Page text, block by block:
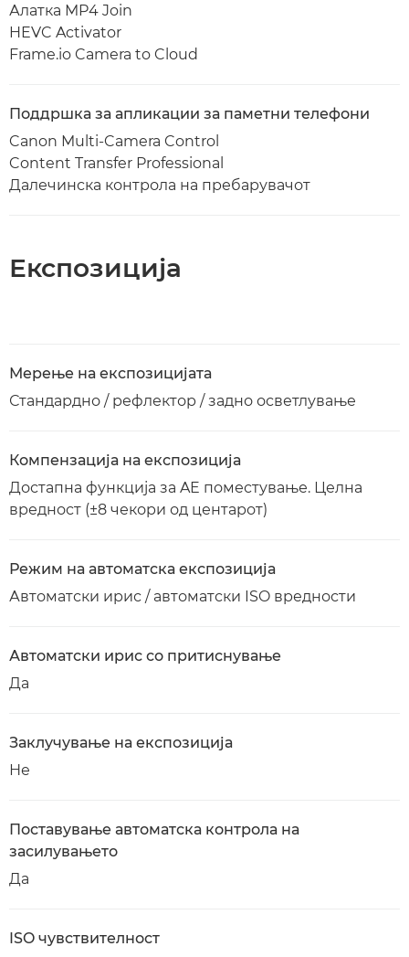
Алатка MP4 Join
HEVC Activator
Frame.io Camera to Cloud
Поддршка за апликации за паметни телефони
Canon Multi-Camera Control
Content Transfer Professional
Далечинска контрола на пребарувачот
Експозиција
Мерење на експозицијата
Стандардно / рефлектор / задно осветлување
Компензација на експозиција
Достапна функција за AE поместување. Целна
вредност (±8 чекори од центарот)
Режим на автоматска експозиција
Автоматски ирис / автоматски ISO вредности
Автоматски ирис со притиснување
Да
Заклучување на експозиција
Не
Поставување автоматска контрола на
засилувањето
Да
ISO чувствителност